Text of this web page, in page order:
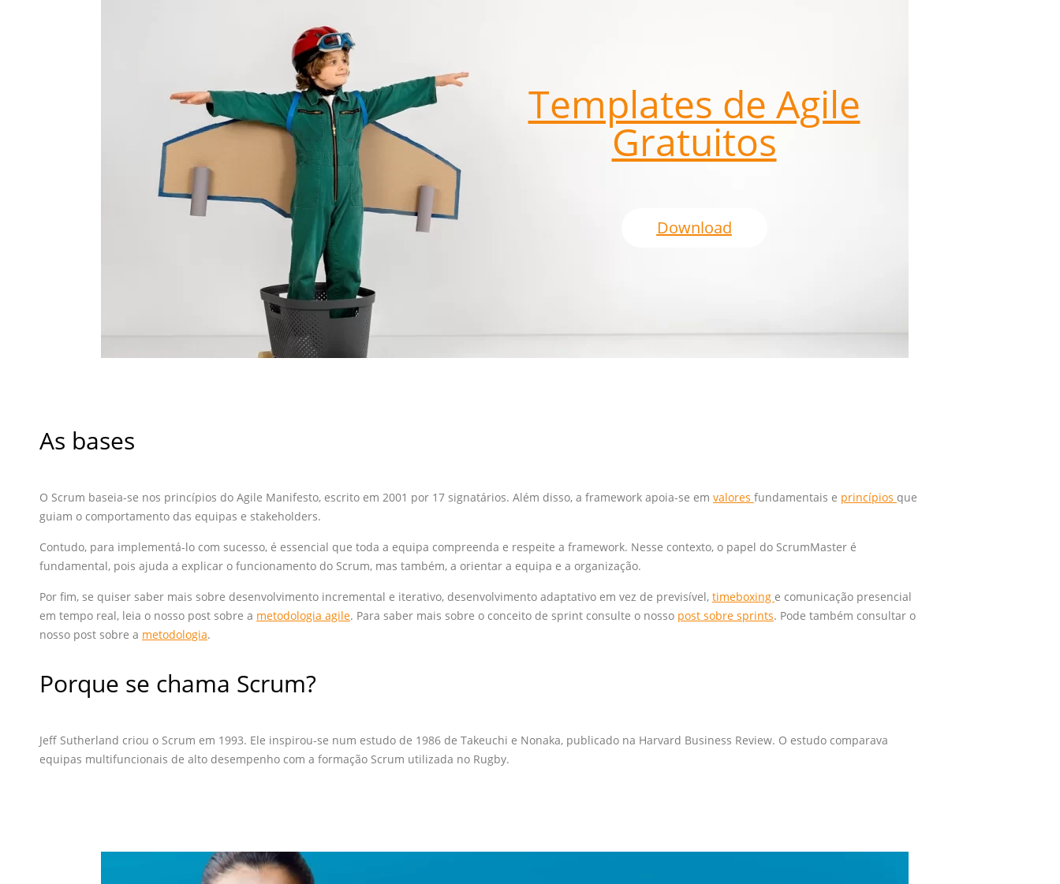
Templates de Agile
Gratuitos
Download
As bases
O Scrum baseia-se nos princípios do Agile Manifesto, escrito em 2001 por 17 signatários. Além disso, a framework apoia-se em valores fundamentais e princípios que
guiam o comportamento das equipas e stakeholders.
Contudo, para implementá-lo com sucesso, é essencial que toda a equipa compreenda e respeite a framework. Nesse contexto, o papel do ScrumMaster é
fundamental, pois ajuda a explicar o funcionamento do Scrum, mas também, a orientar a equipa e a organização.
Por fim, se quiser saber mais sobre desenvolvimento incremental e iterativo, desenvolvimento adaptativo em vez de previsível, timeboxing e comunicação presencial
em tempo real, leia o nosso post sobre a metodologia agile. Para saber mais sobre o conceito de sprint consulte o nosso post sobre sprints. Pode também consultar o
nosso post sobre a metodologia.
Porque se chama Scrum?
Jeff Sutherland criou o Scrum em 1993. Ele inspirou-se num estudo de 1986 de Takeuchi e Nonaka, publicado na Harvard Business Review. O estudo comparava
equipas multifuncionais de alto desempenho com a formação Scrum utilizada no Rugby.